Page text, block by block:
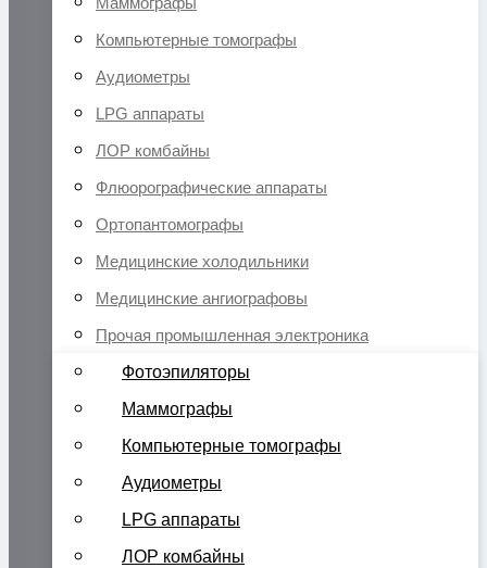
Компьютерные томографы
Аудиометры
LPG аппараты
ЛОР комбайны
Флюорографические аппараты
Ортопантомографы
Медицинские холодильники
Медицинские ангиографовы
Прочая промышленная электроника
Фотоэпиляторы
Маммографы
Компьютерные томографы
Аудиометры
LPG аппараты
ЛОР комбайны